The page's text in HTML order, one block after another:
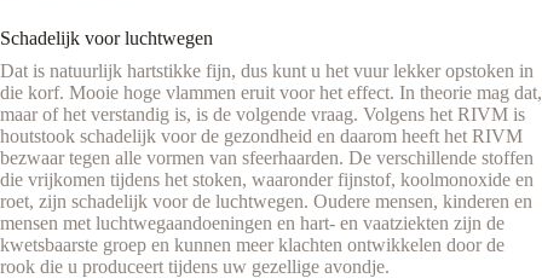
Schadelijk voor luchtwegen
Dat is natuurlijk hartstikke fijn, dus kunt u het vuur lekker opstoken in
die korf. Mooie hoge vlammen eruit voor het effect. In theorie mag dat,
maar of het verstandig is, is de volgende vraag. Volgens het RIVM is
houtstook schadelijk voor de gezondheid en daarom heeft het RIVM
bezwaar tegen alle vormen van sfeerhaarden. De verschillende stoffen
die vrijkomen tijdens het stoken, waaronder fijnstof, koolmonoxide en
roet, zijn schadelijk voor de luchtwegen. Oudere mensen, kinderen en
mensen met luchtwegaandoeningen en hart- en vaatziekten zijn de
kwetsbaarste groep en kunnen meer klachten ontwikkelen door de
rook die u produceert tijdens uw gezellige avondje.